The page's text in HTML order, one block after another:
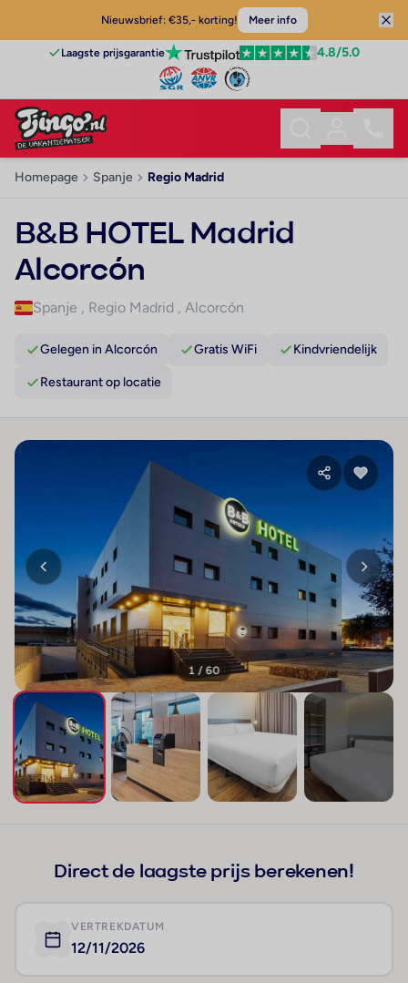
Nieuwsbrief: €35,- korting! Meer info
Laagste prijsgarantie 4.8/5.0
Homepage Spanje Regio Madrid
B&B HOTEL Madrid
Alcorcón
Spanje , Regio Madrid , Alcorcón
Gelegen in Alcorcón Gratis WiFi Kindvriendelijk
Restaurant op locatie
1 / 60
Direct de laagste prijs berekenen!
VERTREKDATUM
12/11/2026